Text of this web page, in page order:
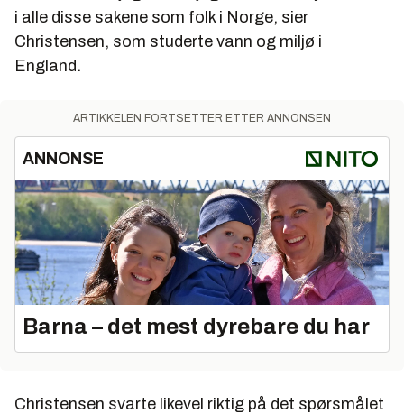
i alle disse sakene som folk i Norge, sier
Christensen, som studerte vann og miljø i
England.
ARTIKKELEN FORTSETTER ETTER ANNONSEN
ANNONSE
Barna – det mest dyrebare du har
Christensen svarte likevel riktig på det spørsmålet